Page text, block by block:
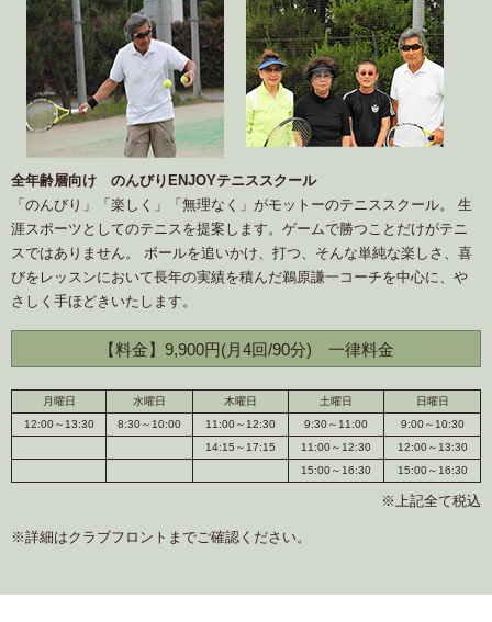
全年齢層向け のんびりENJOYテニススクール
「のんびり」「楽しく」「無理なく」がモットーのテニススクール。 生
涯スポーツとしてのテニスを提案します。ゲームで勝つことだけがテニ
スではありません。 ボールを追いかけ、打つ、そんな単純な楽しさ、喜
びをレッスンにおいて長年の実績を積んだ鵜原謙一コーチを中心に、や
さしく手ほどきいたします。
【料金】9,900円(月4回/90分) 一律料金
月曜日 水曜日 木曜日 土曜日
日曜日
12:00～13:30
8:30～10:00 11:00～12:30 9:30～11:00
9:00～10:30
14:15～17:15
11:00～12:30
12:00～13:30
15:00～16:30
15:00～16:30
※上記全て税込
※詳細はクラブフロントまでご確認ください。